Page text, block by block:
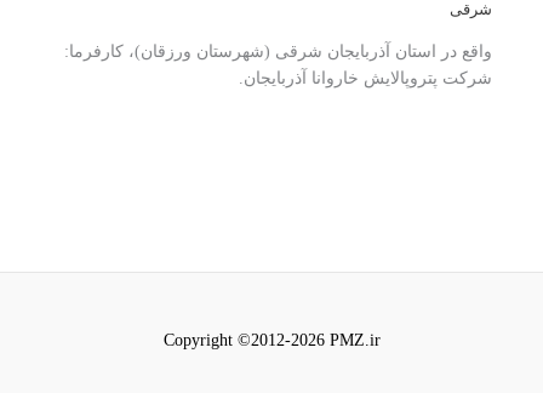
شرقی
واقع در استان آذربایجان شرقی (شهرستان ورزقان)، کارفرما:
شرکت پتروپالایش خاروانا آذربایجان.
Copyright ©2012-2026 PMZ.ir